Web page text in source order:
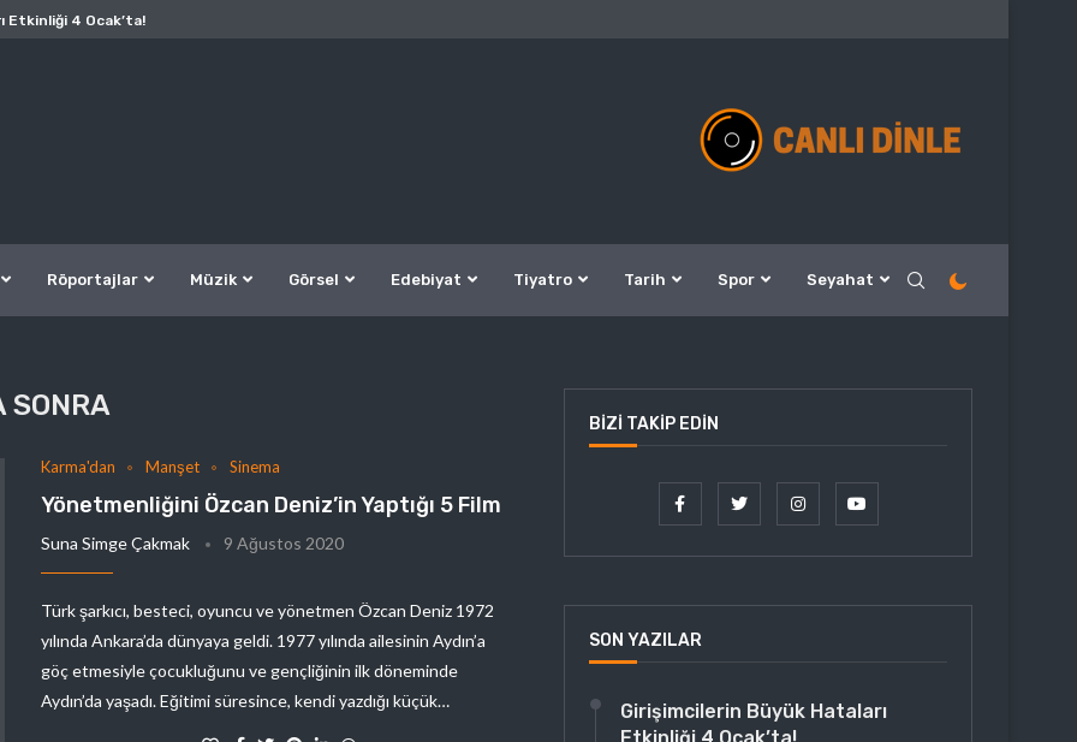
Etkinliği 4 Ocak’ta!
Röportajlar Müzik Görsel Edebiyat Tiyatro Tarih Spor Seyahat
SONRA
Karma'dan Manşet Sinema
Yönetmenliğini Özcan Deniz’in Yaptığı 5 Film
Suna Simge Çakmak 9 Ağustos 2020
Türk şarkıcı, besteci, oyuncu ve yönetmen Özcan Deniz 1972
yılında Ankara’da dünyaya geldi. 1977 yılında ailesinin Aydın’a
göç etmesiyle çocukluğunu ve gençliğinin ilk döneminde
Aydın’da yaşadı. Eğitimi süresince, kendi yazdığı küçük…
BIZI TAKIP EDIN
SON YAZILAR
Girişimcilerin Büyük Hataları